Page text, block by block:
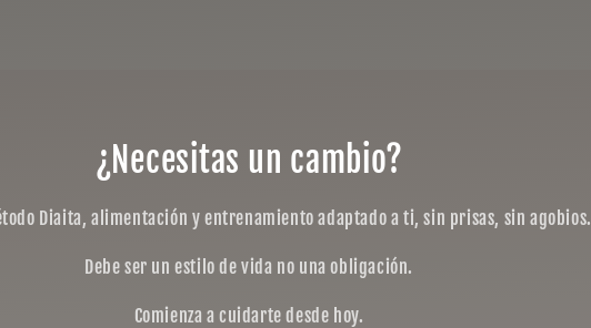
¿Necesitas un cambio?
Diaita, alimentación y entrenamiento adaptado a ti, sin prisas, sin agobios.
Debe ser un estilo de vida no una obligación.
Comienza a cuidarte desde hoy.